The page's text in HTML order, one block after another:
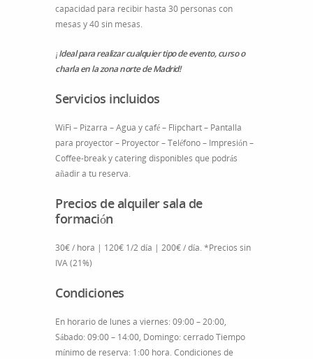
capacidad para recibir hasta 30 personas con
mesas y 40 sin mesas.
¡Ideal para realizar cualquier tipo de evento, curso o
charla en la zona norte de Madrid!
Servicios incluidos
WiFi – Pizarra – Agua y café – Flipchart – Pantalla
para proyector – Proyector – Teléfono – Impresión –
Coffee-break y catering disponibles que podrás
añadir a tu reserva.
Precios de alquiler sala de
formación
30€ / hora | 120€ 1/2 día | 200€ / día. *Precios sin
IVA (21%)
Condiciones
En horario de lunes a viernes: 09:00 – 20:00,
Sábado: 09:00 – 14:00, Domingo: cerrado Tiempo
mínimo de reserva: 1:00 hora. Condiciones de